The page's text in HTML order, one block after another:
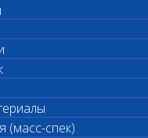
(масс-спек)